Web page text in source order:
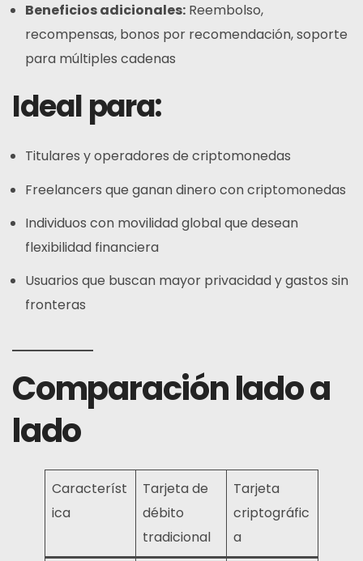
Beneficios adicionales: Reembolso,
recompensas, bonos por recomendación, soporte
para múltiples cadenas
Ideal para:
Titulares y operadores de criptomonedas
Freelancers que ganan dinero con criptomonedas
Individuos con movilidad global que desean
flexibilidad financiera
Usuarios que buscan mayor privacidad y gastos sin
fronteras
Comparación lado a
lado
Característ
ica
Tarjeta de
débito
tradicional
Tarjeta
criptográfic
a